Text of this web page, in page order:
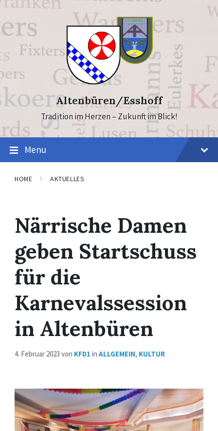
Skip
content
Skip
footer
Altenbüren/Esshoff
Tradition im Herzen – Zukunft im Blick!
Menu
HOME AKTUELLES
Närrische Damen
geben Startschuss
für die
Karnevalssession
in Altenbüren
4. Februar 2023 von KFD1 in ALLGEMEIN, KULTUR